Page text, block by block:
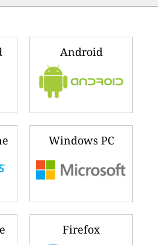
Android
Windows PC
Firefox